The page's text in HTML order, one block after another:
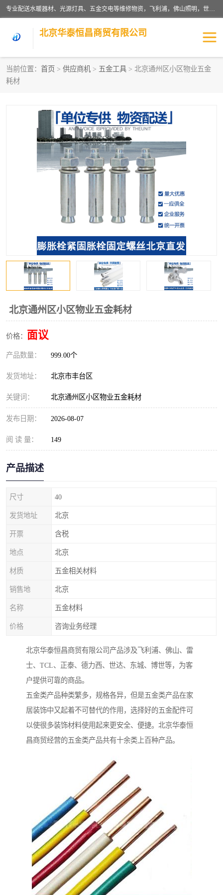
专业配送水暖器材、光源灯具、五金交电等维修物资，飞利浦，佛山照明，世达，博世，九牧，特陶等各产品涉及国内外知名品牌。公司专注与物业、学校、酒店、工厂等单位合作，提供一站式配送服务，降低客户综合成本。依托电子商务改变传统模式，以专业的团队为客户提供24H物资配送到达，货到月结、统一开票，便捷退换等服务，提高了企业的运营效率。
北京华泰恒昌商贸有限公司
当前位置： 首页 > 供应商机 > 五金工具 > 北京通州区小区物业五金
耗材
北京通州区小区物业五金耗材
价格： 面议
产品数量： 999.00个
发货地址： 北京市丰台区
关键词： 北京通州区小区物业五金耗材
发布日期： 2026-08-07
阅 读 量： 149
产品描述
尺寸 40
发货地址 北京
开票 含税
地点 北京
材质 五金相关材料
销售地 北京
名称 五金材料
价格 咨询业务经理
北京华泰恒昌商贸有限公司产品涉及飞利浦、佛山、雷
士、TCL、正泰、德力西、世达、东城、博世等，为客
户提供可靠的商品。
五金类产品种类繁多，规格各异，但是五金类产品在家
居装饰中又起着不可替代的作用，选择好的五金配件可
以使很多装饰材料使用起来更安全、便捷。北京华泰恒
昌商贸经营的五金类产品共有十余类上百种产品。
水暖阀门
五金工具 涂料辅材